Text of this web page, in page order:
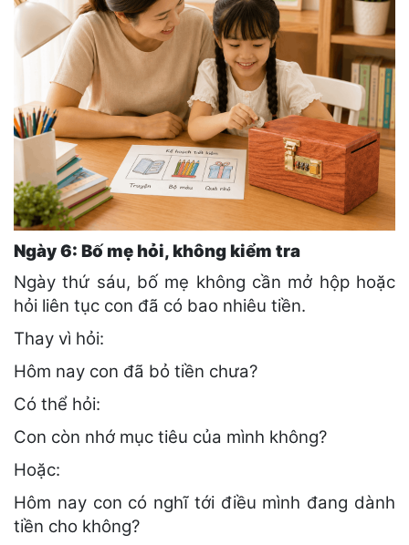
Ngày 6: Bố mẹ hỏi, không kiểm tra
Ngày thứ sáu, bố mẹ không cần mở hộp hoặc
hỏi liên tục con đã có bao nhiêu tiền.
Thay vì hỏi:
Hôm nay con đã bỏ tiền chưa?
Có thể hỏi:
Con còn nhớ mục tiêu của mình không?
Hoặc:
Hôm nay con có nghĩ tới điều mình đang dành
tiền cho không?